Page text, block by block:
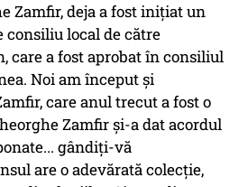
Zamfir, deja a fost iniţiat un
consiliu local de către
care a fost aprobat în consiliul
Noi am început şi
care anul trecut a fost o
Zamfir şi-a dat acordul
gândiţi-vă
are o adevărată colecţie,